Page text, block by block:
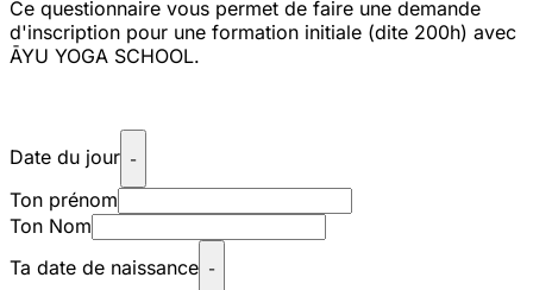
Ce questionnaire vous permet de faire une demande
d'inscription pour une formation initiale (dite 200h) avec
ĀYU YOGA SCHOOL.
Date du jour -
Ton prénom
Ton Nom
Ta date de naissance -